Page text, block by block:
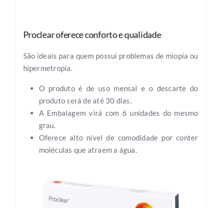
Proclear oferece conforto e qualidade
São ideais para quem possui problemas de miopia ou
hipermetropia.
O produto é de uso mensal e o descarte do
produto será de até 30 dias.
A Embalagem virá com 6 unidades do mesmo
grau.
Oferece alto nível de comodidade por conter
moléculas que atraem a água.